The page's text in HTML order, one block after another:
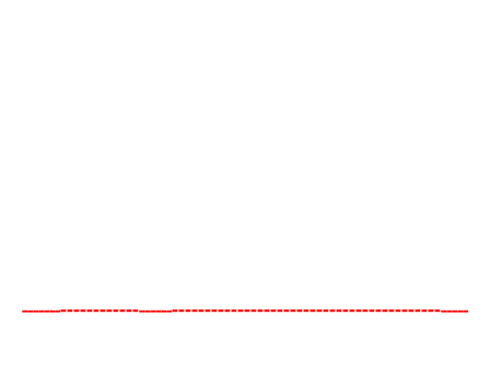
-----------------------------------------------------------------------